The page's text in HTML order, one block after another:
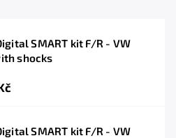
SMART kit F/R - VW
shocks
SMART kit F/R - VW